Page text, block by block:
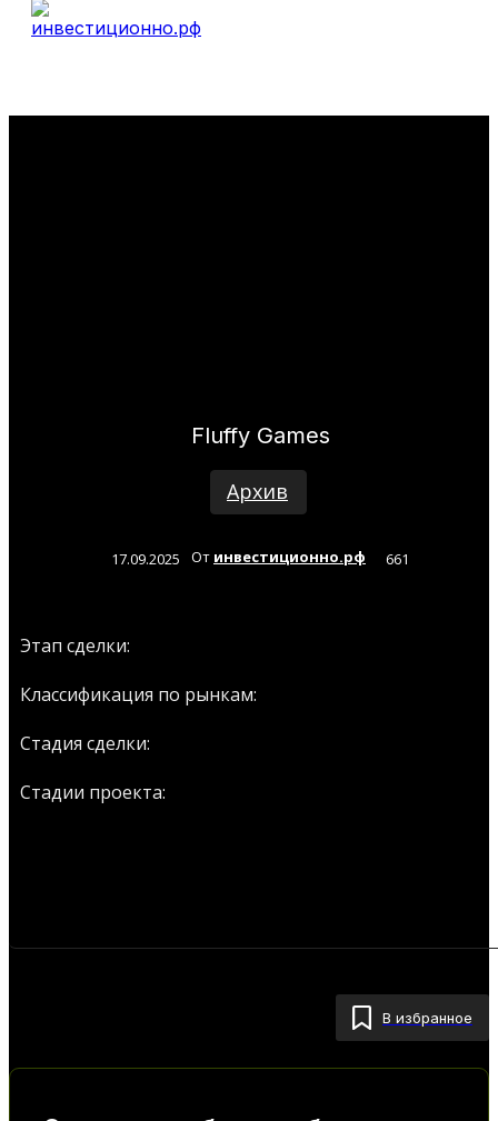
Fluffy Games
Архив
17.09.2025 От инвестиционно.рф 661
Этап сделки:
Классификация по рынкам:
Стадия сделки:
Стадии проекта:
В избранное